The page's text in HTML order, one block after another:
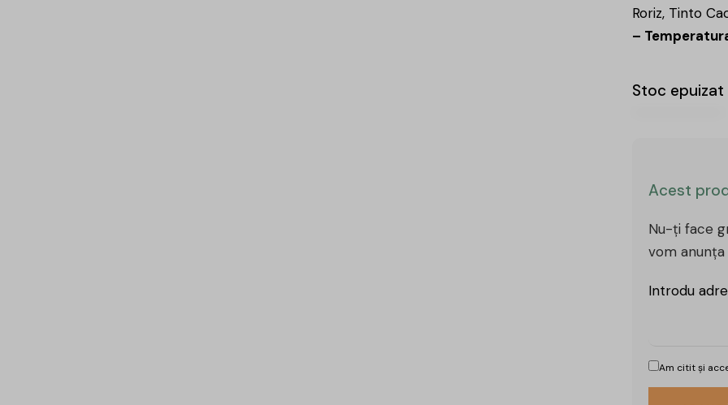
Roriz, Tinto
–
Stoc epuizat
Acest
Nu-ți face
vom
Introdu
Am citit și